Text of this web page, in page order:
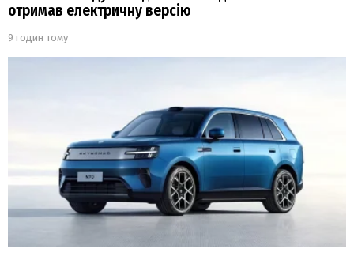
отримав електричну версію
9 годин тому